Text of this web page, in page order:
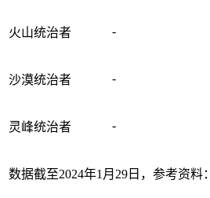
火山统治者 -
沙漠统治者 -
灵峰统治者 -
数据截至2024年1月29日，参考资料：